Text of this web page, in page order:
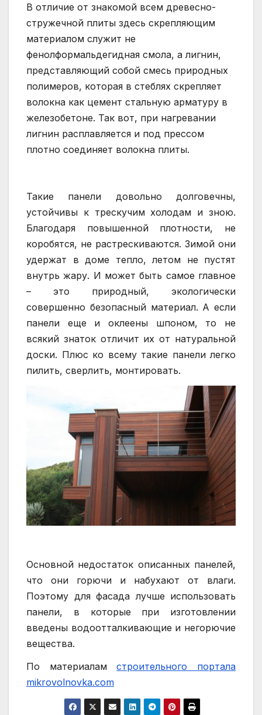
В отличие от знакомой всем древесно-
стружечной плиты здесь скрепляющим
материалом служит не
фенолформальдегидная смола, а лигнин,
представляющий собой смесь природных
полимеров, которая в стеблях скрепляет
волокна как цемент стальную арматуру в
железобетоне. Так вот, при нагревании
лигнин расплавляется и под прессом
плотно соединяет волокна плиты.
Такие панели довольно долговечны,
устойчивы к трескучим холодам и зною.
Благодаря повышенной плотности, не
коробятся, не растрескиваются. Зимой они
удержат в доме тепло, летом не пустят
внутрь жару. И может быть самое главное
– это природный, экологически
совершенно безопасный материал. А если
панели еще и оклеены шпоном, то не
всякий знаток отличит их от натуральной
доски. Плюс ко всему такие панели легко
пилить, сверлить, монтировать.
Основной недостаток описанных панелей,
что они горючи и набухают от влаги.
Поэтому для фасада лучше использовать
панели, в которые при изготовлении
введены водоотталкивающие и негорючие
вещества.
По материаламстроительного портала
mikrovolnovka.com